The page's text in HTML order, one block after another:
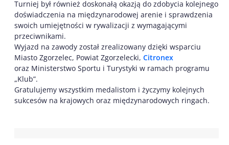
Turniej był również doskonałą okazją do zdobycia kolejnego
doświadczenia na międzynarodowej arenie i sprawdzenia
swoich umiejętności w rywalizacji z wymagającymi
przeciwnikami.
Wyjazd na zawody został zrealizowany dzięki wsparciu
Miasto Zgorzelec, Powiat Zgorzelecki, Citronex
oraz Ministerstwo Sportu i Turystyki w ramach programu
„Klub”.
Gratulujemy wszystkim medalistom i życzymy kolejnych
sukcesów na krajowych oraz międzynarodowych ringach.